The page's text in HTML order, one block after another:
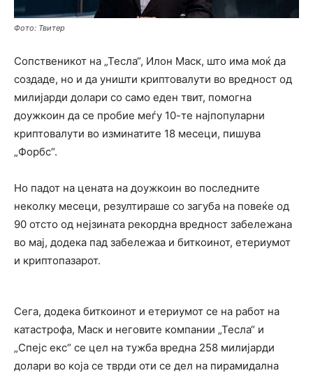
Фото: Твитер
Сопственикот на „Тесла“, Илон Маск, што има моќ да
создаде, но и да уништи криптовалути во вредност од
милијарди долари со само еден твит, помогна
доужкоин да се пробие меѓу 10-те најпопуларни
криптовалути во изминатите 18 месеци, пишува
„Форбс“.
Но падот на цената на доужкоин во последните
неколку месеци, резултираше со загуба на повеќе од
90 отсто од нејзината рекордна вредност забележана
во мај, додека пад забележаа и биткоинот, етериумот
и криптопазарот.
Сега, додека биткоинот и етериумот се на работ на
катастрофа, Маск и неговите компании „Тесла“ и
„Спејс екс“ се цел на тужба вредна 258 милијарди
долари во која се тврди оти се дел на пирамидална